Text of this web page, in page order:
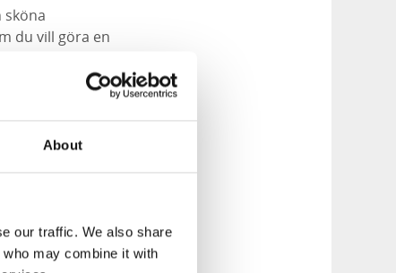
About
our traffic. We also share
may combine it with
sköna
du vill göra en
följ 1844-års
års nedre
dock är det
gott att äta
myllrade
sedan
av